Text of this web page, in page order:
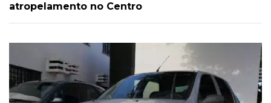
atropelamento no Centro